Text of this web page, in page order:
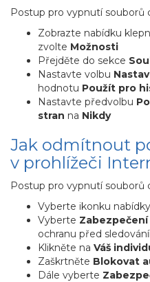
Postup pro vypnutí souborů
Zobrazte nabídku
zvolte Možnosti
Přejděte do sekce
Nastavte volbu
hodnotu Použít pro
Nastavte předvolbu
stran na Nikdy
Jak odmítnout
v prohlížeči
Postup pro vypnutí souborů
Vyberte ikonku
Vyberte Zabezpečení
ochranu před
Klikněte na Váš
Zaškrtněte Blokovat
Dále vyberte